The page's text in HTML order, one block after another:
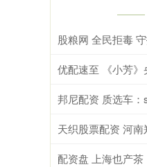
股粮网 全民拒毒
天织股票配资 河
配资盘 上海也产茶